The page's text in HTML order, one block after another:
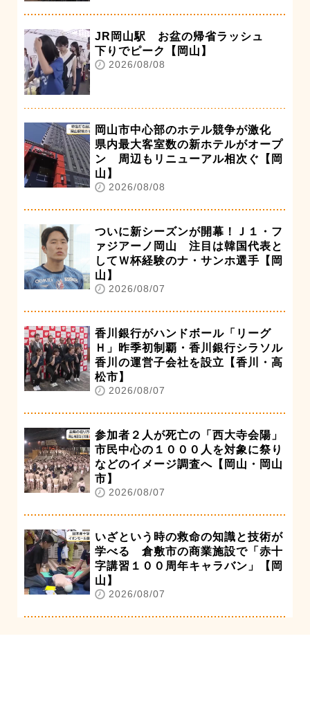
JR岡山駅 お盆の帰省ラッシュ
下りでピーク【岡山】
2026/08/08
岡山市中心部のホテル競争が激化
県内最大客室数の新ホテルがオープ
ン 周辺もリニューアル相次ぐ【岡
山】
2026/08/08
ついに新シーズンが開幕！Ｊ１・フ
ァジアーノ岡山 注目は韓国代表と
してＷ杯経験のナ・サンホ選手【岡
山】
2026/08/07
香川銀行がハンドボール「リーグ
Ｈ」昨季初制覇・香川銀行シラソル
香川の運営子会社を設立【香川・高
松市】
2026/08/07
参加者２人が死亡の「西大寺会陽」
市民中心の１０００人を対象に祭り
などのイメージ調査へ【岡山・岡山
市】
2026/08/07
いざという時の救命の知識と技術が
学べる 倉敷市の商業施設で「赤十
字講習１００周年キャラバン」【岡
山】
2026/08/07